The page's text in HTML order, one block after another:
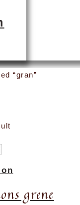
“gran”
grene